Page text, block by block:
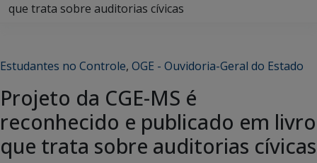
que trata sobre auditorias cívicas
Estudantes no Controle, OGE - Ouvidoria-Geral do Estado
Projeto da CGE-MS é
reconhecido e publicado em livro
que trata sobre auditorias cívicas